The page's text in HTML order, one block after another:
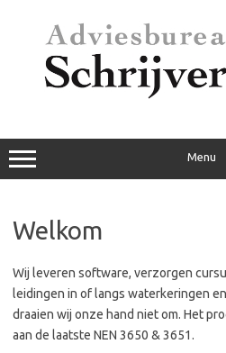
Menu
Welkom
Wij leveren software, verzorgen
leidingen in of langs waterkeringen
draaien wij onze hand niet om. Het
aan de laatste NEN 3650 & 3651.